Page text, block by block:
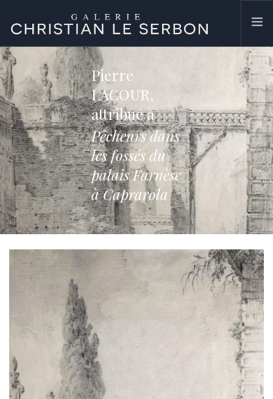
ACCUEIL
ŒUVRES
GALERIE
CONTACT
SEARCH SITE
Pierre
LACOUR,
attribué à
Pêcheurs dans
les fossés du
palais Farnèse
à Caprarola